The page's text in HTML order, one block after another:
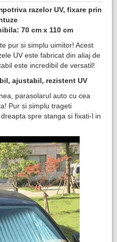
razelor UV, fixare prin
70 cm x 110 cm
pur si simplu uimitor! Acest
UV este fabricat din aliaj de
este incredibil de versatil!
ajustabil, rezistent UV
parasolarul auto cu cea
Pur si simplu trageti
spre stanga si fixati-l in